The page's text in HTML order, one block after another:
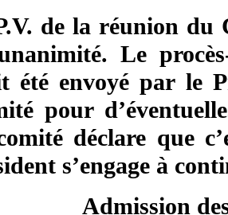
de la réunion du
Le
été envoyé par le
pour
déclare que
s’engage à
Admission